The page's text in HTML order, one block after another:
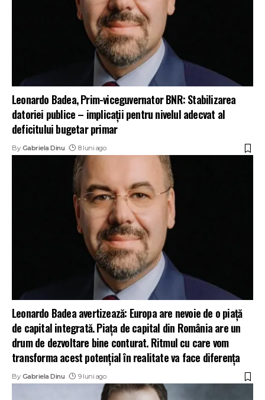
Leonardo Badea, Prim-viceguvernator BNR: Stabilizarea
datoriei publice – implicații pentru nivelul adecvat al
deficitului bugetar primar
By Gabriela Dinu 8 luni ago
Leonardo Badea avertizează: Europa are nevoie de o piață
de capital integrată. Piața de capital din România are un
drum de dezvoltare bine conturat. Ritmul cu care vom
transforma acest potențial în realitate va face diferența
By Gabriela Dinu 9 luni ago